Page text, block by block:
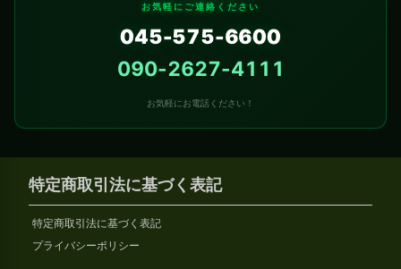
お気軽にご連絡ください
045-575-6600
090-2627-4111
お気軽にお電話ください！
特定商取引法に基づく表記
特定商取引法に基づく表記
プライバシーポリシー